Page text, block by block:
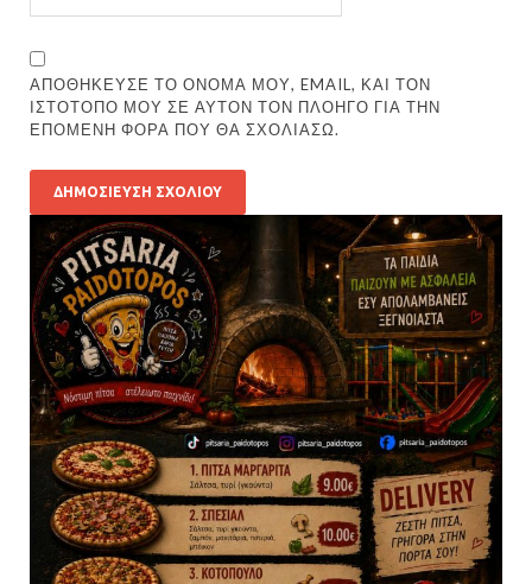
ΑΠΟΘΉΚΕΥΣΕ ΤΟ ΌΝΟΜΆ ΜΟΥ, EMAIL, ΚΑΙ ΤΟΝ
ΙΣΤΌΤΟΠΟ ΜΟΥ ΣΕ ΑΥΤΌΝ ΤΟΝ ΠΛΟΗΓΌ ΓΙΑ ΤΗΝ
ΕΠΌΜΕΝΗ ΦΟΡΆ ΠΟΥ ΘΑ ΣΧΟΛΙΆΣΩ.